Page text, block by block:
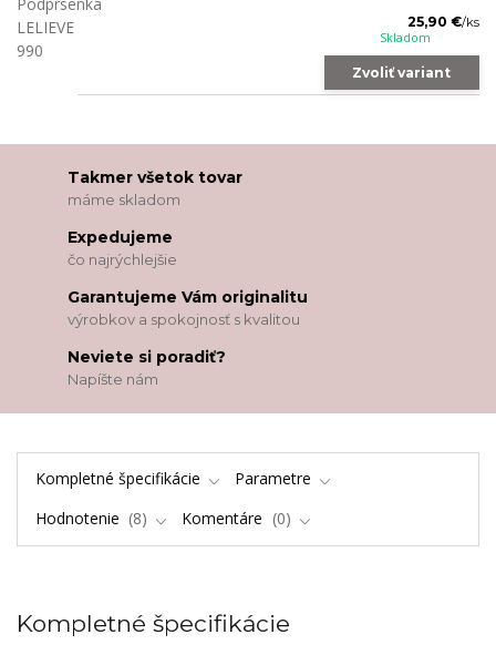
25,90 €/ks
Skladom
Zvoliť variant
Takmer všetok tovar
máme skladom
Expedujeme
čo najrýchlejšie
Garantujeme Vám originalitu
výrobkov a spokojnosť s kvalitou
Neviete si poradiť?
Napíšte nám
Kompletné špecifikácie
Parametre
Hodnotenie
8 Komentáre 0
Kompletné špecifikácie